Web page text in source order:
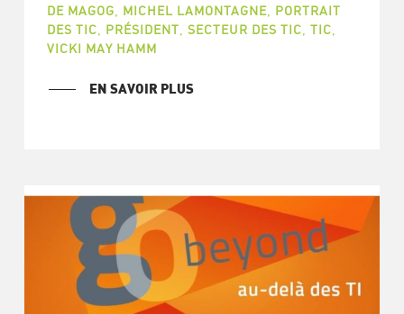
DE MAGOG
MICHEL LAMONTAGNE, PORTRAIT
DES TIC
PRÉSIDENT SECTEUR DES TIC TIC
VICKI MAY HAMM
EN SAVOIR PLUS